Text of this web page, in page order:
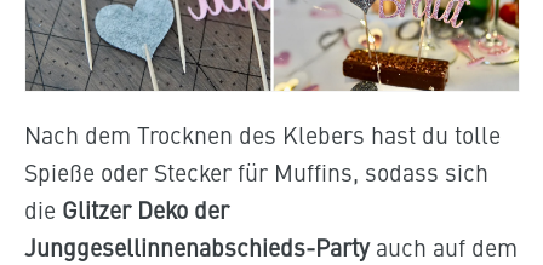
Nach dem Trocknen des Klebers hast du tolle
Spieße oder Stecker für Muffins, sodass sich
die Glitzer Deko der
Junggesellinnenabschieds-Partyauch auf dem